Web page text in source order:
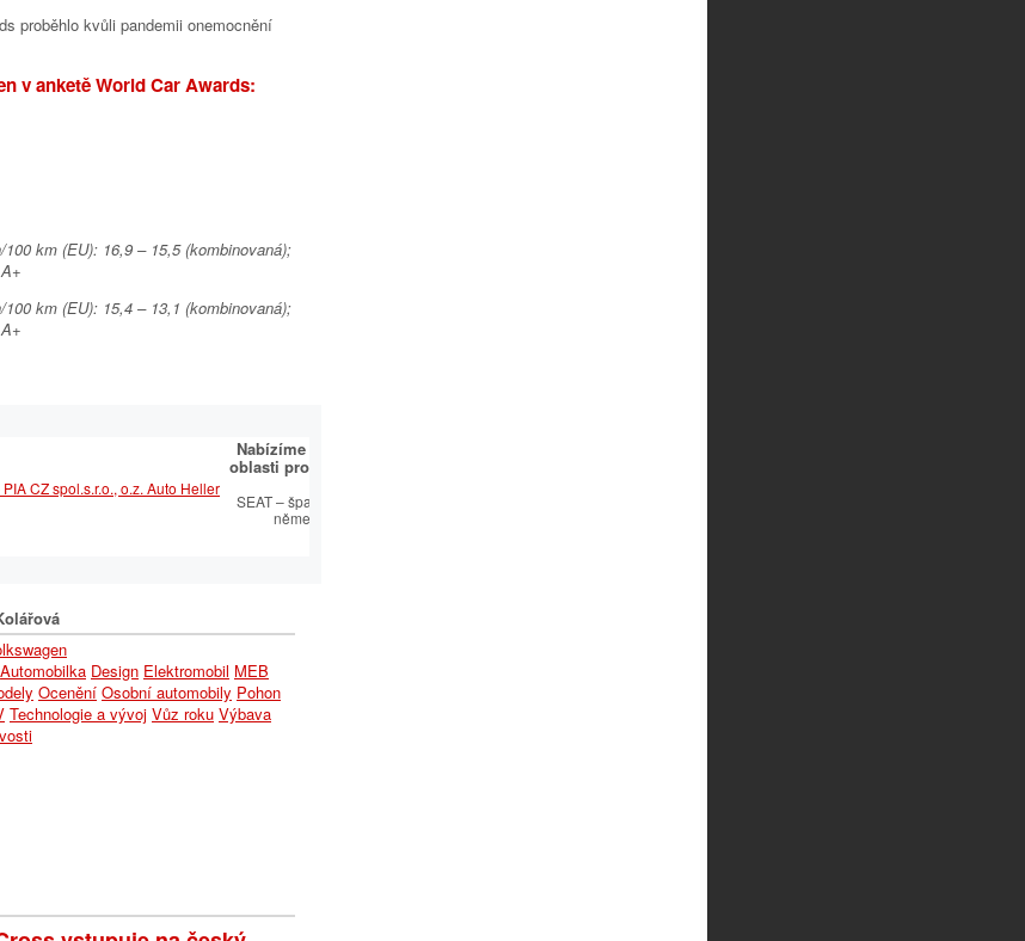
proběhlo kvůli pandemii onemocnění
v anketě World Car Awards:
km (EU): 16,9 – 15,5 (kombinovaná);
km (EU): 15,4 – 13,1 (kombinovaná);
včetně
Nabízíme komplexní služby v
oblasti prodejní a servisní péče
SEAT – španělský temperament s
německou technologií
Automobilka Design Elektromobil MEB
Ocenění Osobní automobily Pohon
Technologie a vývoj Vůz roku Výbava